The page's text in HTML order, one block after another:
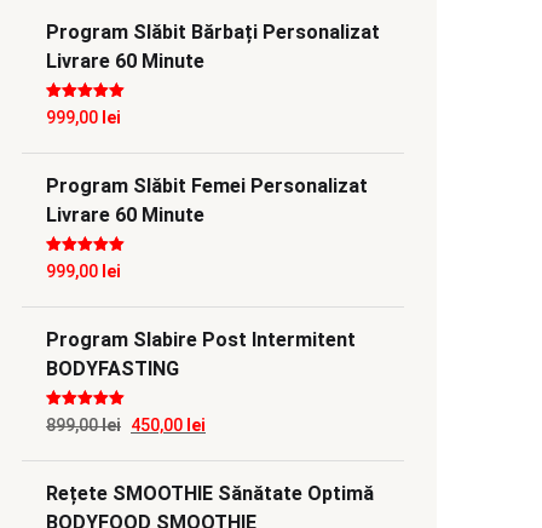
Program Slăbit Bărbați Personalizat
Livrare 60 Minute
Evaluat la5
din 5
999,00 lei
Program Slăbit Femei Personalizat
Livrare 60 Minute
Evaluat la5
din 5
999,00 lei
Program Slabire Post Intermitent
BODYFASTING
Evaluat la5
din 5
899,00lei Prețul
inițial
a
450,00 lei
curent
este:
Rețete SMOOTHIE Sănătate Optimă
BODYFOOD SMOOTHIE